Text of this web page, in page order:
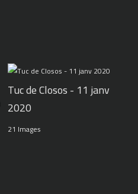
Tuc de Closos - 11 janv
2020
21 Images